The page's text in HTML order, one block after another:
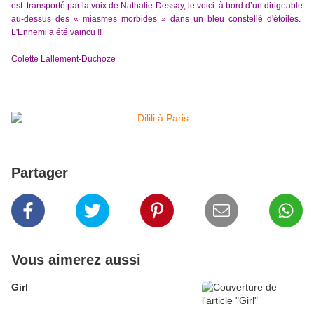
esttransporté par la voix de Nathalie Dessay, le voici à bord d’un dirigeable
au-dessus des « miasmes morbides » dans un bleu constellé d'étoiles.
L'Ennemi a été vaincu !!
Colette Lallement-Duchoze
Partager
Vous aimerez aussi
Girl